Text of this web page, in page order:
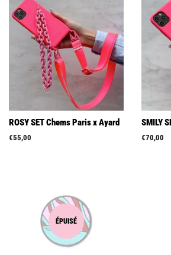
ROSY SET Chems Paris x Ayard
Prix
€55,00
SMILY
Prix
€70,00
ÉPUISÉ